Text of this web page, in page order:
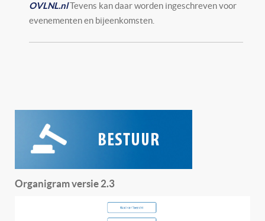
OVLNL.nlTevens kan daar worden ingeschreven voor
evenementen en bijeenkomsten.
Organigram versie 2.3